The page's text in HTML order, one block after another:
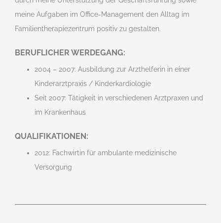
meine Aufgaben im Office-Management den Alltag im
Familientherapiezentrum positiv zu gestalten.
BERUFLICHER WERDEGANG:
2004 – 2007: Ausbildung zur Arzthelferin in einer
Kinderarztpraxis / Kinderkardiologie
Seit 2007: Tätigkeit in verschiedenen Arztpraxen und
im Krankenhaus
QUALIFIKATIONEN:
2012: Fachwirtin für ambulante medizinische
Versorgung